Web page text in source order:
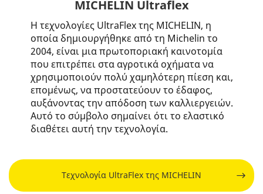
MICHELIN Ultraflex
Η τεχνολογίες UltraFlex της MICHELIN, η
οποία δημιουργήθηκε από τη Michelin το
2004, είναι μια πρωτοποριακή καινοτομία
που επιτρέπει στα αγροτικά οχήματα να
χρησιμοποιούν πολύ χαμηλότερη πίεση και,
επομένως, να προστατεύουν το έδαφος,
αυξάνοντας την απόδοση των καλλιεργειών.
Αυτό το σύμβολο σημαίνει ότι το ελαστικό
διαθέτει αυτή την τεχνολογία.
Τεχνολογία UltraFlex της MICHELIN